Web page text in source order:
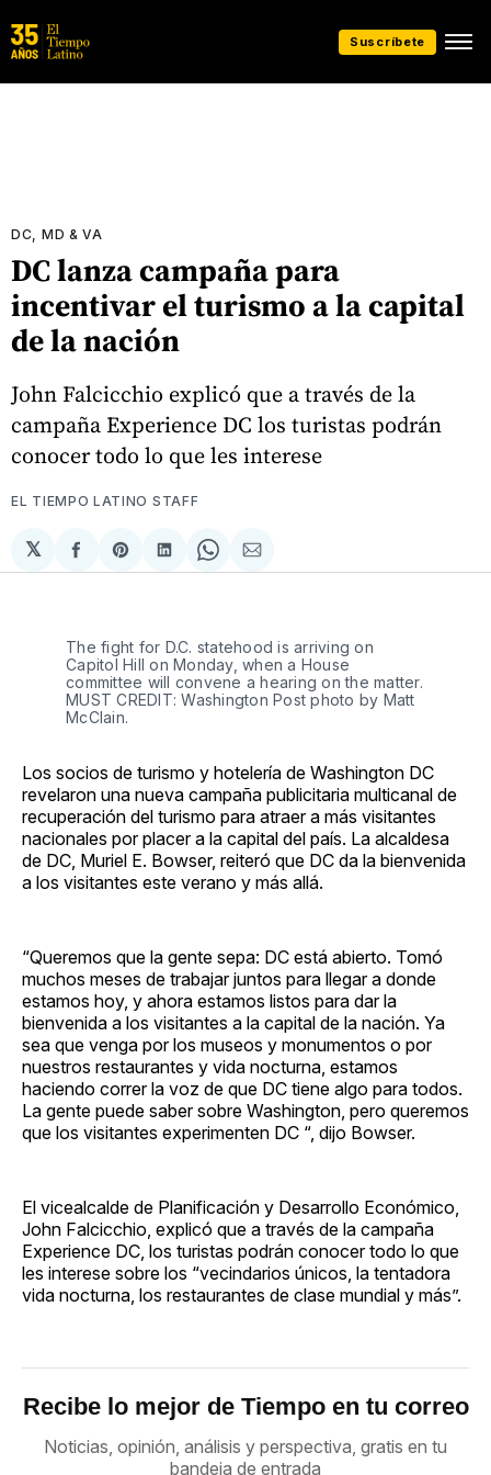
Suscríbete
DC, MD & VA
DC lanza campaña para
incentivar el turismo a la capital
de la nación
John Falcicchio explicó que a través de la
campaña Experience DC los turistas podrán
conocer todo lo que les interese
EL TIEMPO LATINO STAFF
𝕏
Compartir
en
Share
on
Compartir
en
Share
on
Compartir
via
The fight for D.C. statehood is arriving on
Capitol Hill on Monday, when a House
committee will convene a hearing on the matter.
MUST CREDIT: Washington Post photo by Matt
McClain.
Los socios de turismo y hotelería de Washington DC
revelaron una nueva campaña publicitaria multicanal de
recuperación del turismo para atraer a más visitantes
nacionales por placer a la capital del país. La alcaldesa
de DC, Muriel E. Bowser, reiteró que DC da la bienvenida
a los visitantes este verano y más allá.
“Queremos que la gente sepa: DC está abierto. Tomó
muchos meses de trabajar juntos para llegar a donde
estamos hoy, y ahora estamos listos para dar la
bienvenida a los visitantes a la capital de la nación. Ya
sea que venga por los museos y monumentos o por
nuestros restaurantes y vida nocturna, estamos
haciendo correr la voz de que DC tiene algo para todos.
La gente puede saber sobre Washington, pero queremos
que los visitantes experimenten DC “, dijo Bowser.
El vicealcalde de Planificación y Desarrollo Económico,
John Falcicchio, explicó que a través de la campaña
Experience DC, los turistas podrán conocer todo lo que
les interese sobre los “vecindarios únicos, la tentadora
vida nocturna, los restaurantes de clase mundial y más”.
Recibe lo mejor de Tiempo en tu correo
Noticias, opinión, análisis y perspectiva, gratis en tu
bandeja de entrada